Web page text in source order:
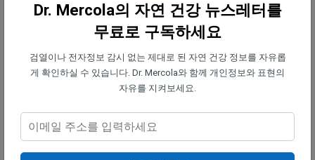
양파를 더 자주 넣어 요리한다.양파를 기본
으로 한 수프,스튜,볶음 요리에 사용한다.
요리하면서 맛이 부드럽게 변해도 여전히
한 끼 이상 양파를 섭취하는 것을 목표로 한
다.
Dr. Mercola의 자연 건강 뉴스레터를
무료로 구독하세요
검열이나 전자정보 감시 없는 제대로 된 자연 건강 정보를 자유롭
게 확인하실 수 있습니다. Dr. Mercola와 함께 개인정보와 표현의
자유를 지켜보세요.